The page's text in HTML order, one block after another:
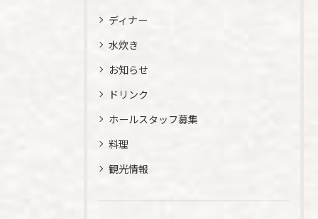
ディナー
水炊き
お知らせ
ドリンク
ホールスタッフ募集
料理
観光情報